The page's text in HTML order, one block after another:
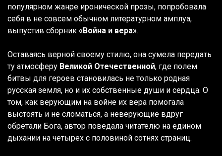
популярном жанре иронической прозы, попробовала
себя в не совсем обычном литературном амплуа,
выпустив сборник «Война и вера».
Оставаясь верной своему стилю, она сумела передать
ту атмосферу Великой Отечественной, где полем
битвы для героев становилась не только родная
русская земля, но и их собственные души и сердца. О
том, как верующим на войне их вера помогала
выстоять и не сломаться, а неверующие вдруг
обретали Бога, автор поведала читателю на едином
дыхании на четырех с половиной сотнях страниц.